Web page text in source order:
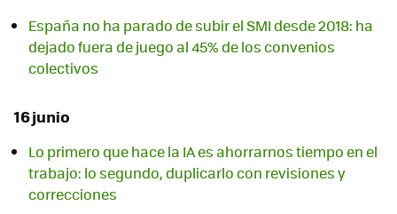
España no ha parado de subir el SMI desde 2018: ha
dejado fuera de juego al 45% de los convenios
colectivos
16 junio
Lo primero que hace la IA es ahorrarnos tiempo en el
trabajo: lo segundo, duplicarlo con revisiones y
correcciones